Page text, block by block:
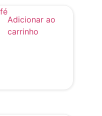
Adicionar ao
carrinho